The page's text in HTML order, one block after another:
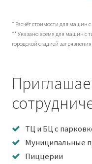
* Расчёт стоимости для машин
** Указано время для машин с
городской стадией загрязнения
ТЦ и БЦ с
Муниципальные
Пиццерии